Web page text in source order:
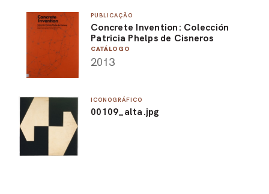
PUBLICAÇÃO
Concrete Invention: Colección
Patricia Phelps de Cisneros
CATÁLOGO
2013
ICONOGRÁFICO
00109_alta.jpg